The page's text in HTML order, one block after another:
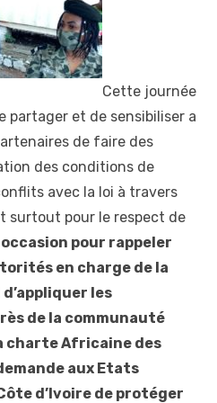
Cette journée
partager et de sensibiliser a
de faire des
des conditions de
avec la loi à travers
surtout pour le respect de
occasion pour rappeler
en charge de la
les
de la communauté
charte Africaine des
aux Etats
d’Ivoire de protéger